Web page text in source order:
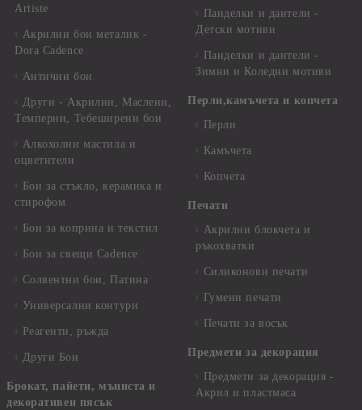
Artiste
Акрилни бои металик -
Dora Cadence
Антични бои
Други - Акрилни, Маслени,
Темперни, Тебеширени бои
Алкохолни мастила и
оцветители
Бои за стъкло, керамика и
стирофом
Бои за коприна и текстил
Бои за свещи Cadence
Солвентни бои, Патина
Универсални контури
Реагенти, ръжда
Други Бои
Брокат, пайети, мъниста и
декоративен пясък
Панделки и дантели -
Детски мотиви
Панделки и дантели -
Зимни и Коледни мотиви
Перли,камъчета и копчета
Перли
Камъчета
Копчета
Печати
Акрилни блокчета и
ръкохватки
Силиконови печати
Гумени печати
Печати за восък
Предмети за декорация
Предмети за декорация -
Акрил и пластмаса